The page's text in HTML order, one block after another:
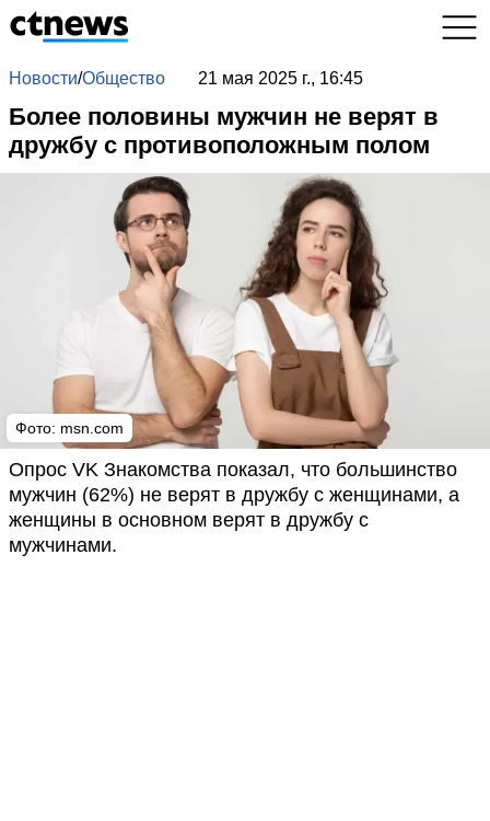
Новости/Общество 21 мая 2025 г., 16:45
Более половины мужчин не верят в
дружбу с противоположным полом
Фото: msn.com
Опрос VK Знакомства показал, что большинство
мужчин (62%) не верят в дружбу с женщинами, а
женщины в основном верят в дружбу с
мужчинами.